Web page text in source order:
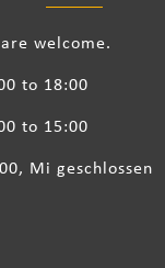
welcome.
to 18:00
to 15:00
Mi geschlossen